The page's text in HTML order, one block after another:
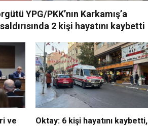
YPG/PKK’nın Karkamış’a
2 kişi hayatını kaybetti
ve
Oktay: 6 kişi hayatını kaybetti,